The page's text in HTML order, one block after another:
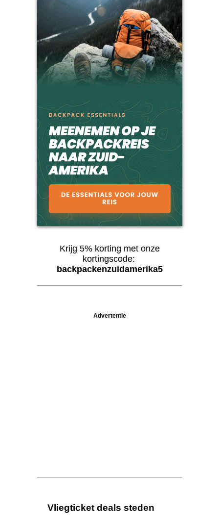
Krijg 5% korting met onze
kortingscode:
backpackenzuidamerika5
Advertentie
Vliegticket deals steden